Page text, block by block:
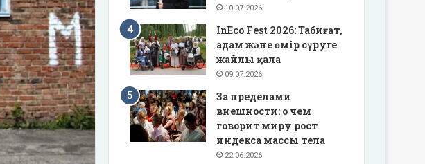
10.07.2026
InEco Fest 2026: Табиғат,
адам және өмір сүруге
жайлы қала
09.07.2026
За пределами
внешности: о чем
говорит миру рост
индекса массы тела
22.06.2026